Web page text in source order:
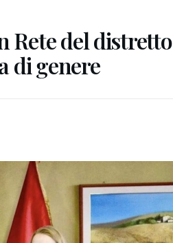
Rete del distretto
di genere